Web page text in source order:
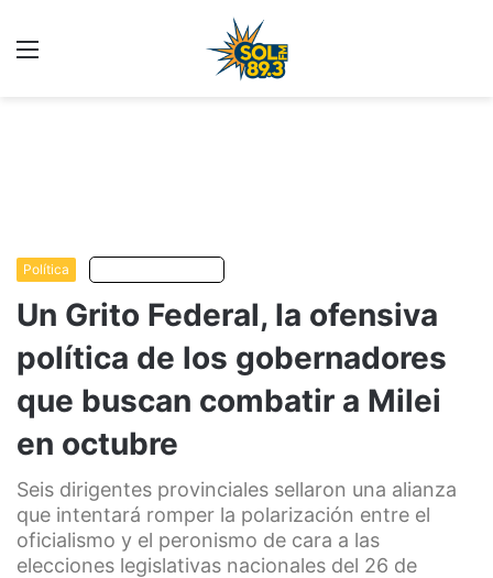
Política
Un Grito Federal, la ofensiva
política de los gobernadores
que buscan combatir a Milei
en octubre
Seis dirigentes provinciales sellaron una alianza
que intentará romper la polarización entre el
oficialismo y el peronismo de cara a las
elecciones legislativas nacionales del 26 de